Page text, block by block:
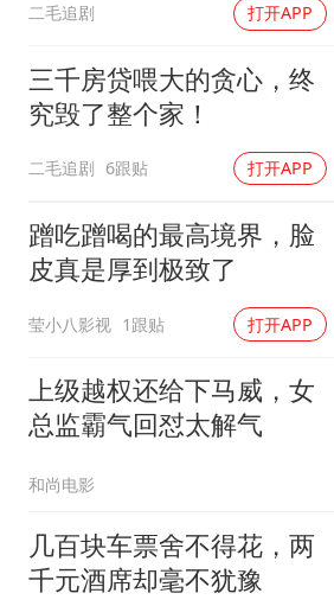
二毛追剧 打开APP
三千房贷喂大的贪心，终
究毁了整个家！
二毛追剧 6跟贴 打开APP
蹭吃蹭喝的最高境界，脸
皮真是厚到极致了
莹小八影视 1跟贴 打开APP
上级越权还给下马威，女
总监霸气回怼太解气
和尚电影
几百块车票舍不得花，两
千元酒席却毫不犹豫